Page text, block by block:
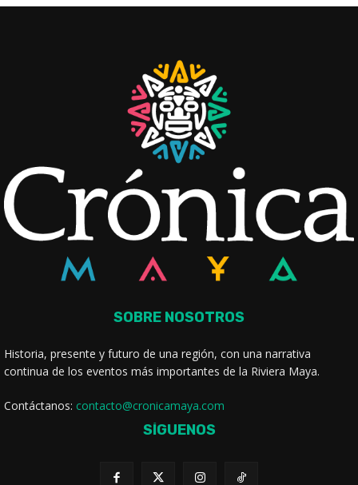
SOBRE NOSOTROS
Historia, presente y futuro de una región, con una narrativa
continua de los eventos más importantes de la Riviera Maya.
Contáctanos: contacto@cronicamaya.com
SÍGUENOS